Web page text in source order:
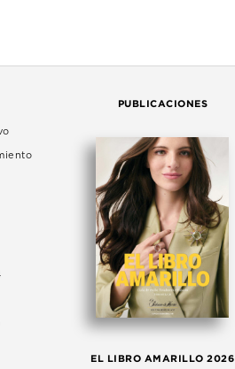
PUBLICACIONES
EL LIBRO AMARILLO 2026